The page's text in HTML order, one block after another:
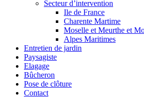
Secteur d’intervention
Ile de France
Charente Martime
Moselle et Meurthe et
Alpes Maritimes
Entretien de jardin
Paysagiste
Elagage
Bûcheron
Pose de clôture
Contact